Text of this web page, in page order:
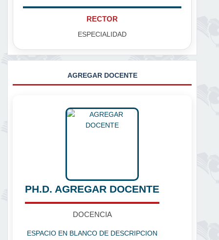
RECTOR
ESPECIALIDAD
AGREGAR DOCENTE
PH.D. AGREGAR DOCENTE
DOCENCIA
ESPACIO EN BLANCO DE DESCRIPCION